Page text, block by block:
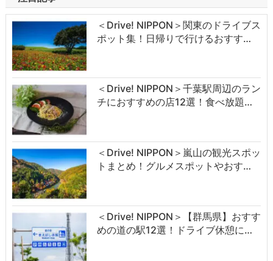
＜Drive! NIPPON＞関東のドライブス
ポット集！日帰りで行けるおすす…
＜Drive! NIPPON＞千葉駅周辺のラン
チにおすすめの店12選！食べ放題…
＜Drive! NIPPON＞嵐山の観光スポッ
トまとめ！グルメスポットやおす…
＜Drive! NIPPON＞【群馬県】おすす
めの道の駅12選！ドライブ休憩に…